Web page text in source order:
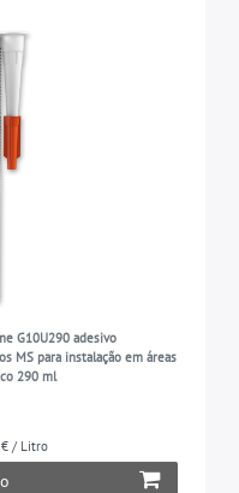
G10U290 adesivo
MS para instalação em áreas
290 ml
€ / Litro